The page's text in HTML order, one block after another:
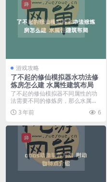
游戏攻略
了不起的修仙模拟器水功法修
炼房怎么建 水属性建筑布局
了不起的修仙模拟器不同属性的功
法需要不同的修炼房，那么水属性
功法的修炼房该怎么摆...
3 年前 6